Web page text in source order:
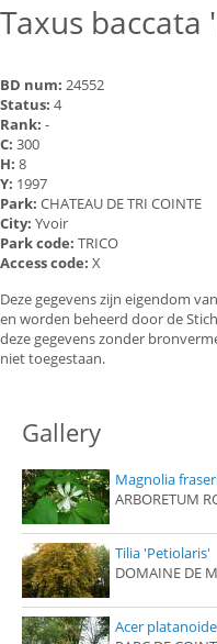
Taxus baccata
BD num: 24552
Status: 4
Rank: -
C: 300
H: 8
Y: 1997
Park: CHATEAU DE TRI COINTE
City: Yvoir
Park code: TRICO
Access code: X
Deze gegevens zijn eigendom
en worden beheerd door de
deze gegevens zonder
niet toegestaan.
Gallery
Magnolia
ARBORETUM
Tilia 'Petiolaris'
DOMAINE DE
Acer